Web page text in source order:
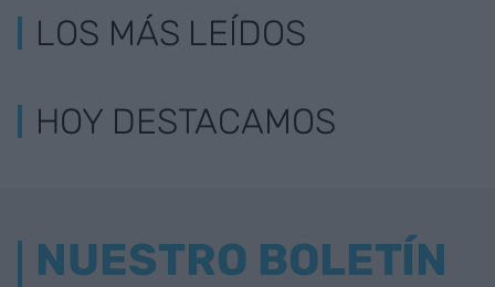
LOS MÁS LEÍDOS
HOY DESTACAMOS
NUESTRO BOLETÍN